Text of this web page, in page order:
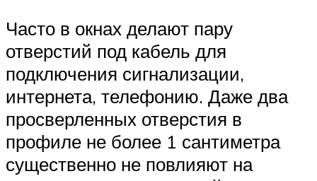
Часто в окнах делают пару
отверстий под кабель для
подключения сигнализации,
интернета, телефонию. Даже два
просверленных отверстия в
профиле не более 1 сантиметра
существенно не повлияют на